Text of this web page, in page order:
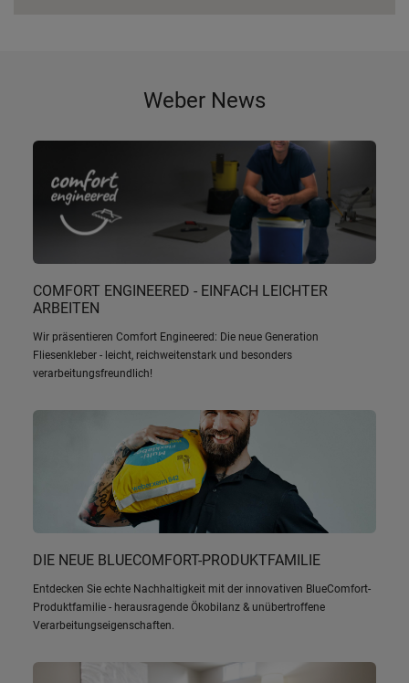
Weber News
COMFORT ENGINEERED - EINFACH LEICHTER
ARBEITEN
Wir präsentieren Comfort Engineered: Die neue Generation
Fliesenkleber - leicht, reichweitenstark und besonders
verarbeitungsfreundlich!
DIE NEUE BLUECOMFORT-PRODUKTFAMILIE
Entdecken Sie echte Nachhaltigkeit mit der innovativen BlueComfort-
Produktfamilie - herausragende Ökobilanz & unübertroffene
Verarbeitungseigenschaften.